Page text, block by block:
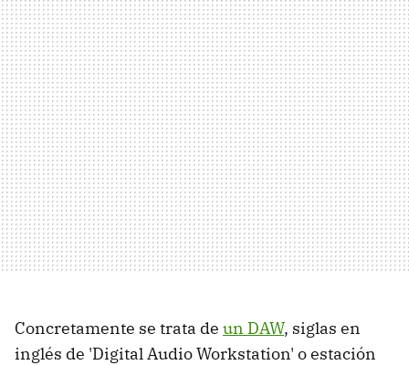
Concretamente se trata de un DAW, siglas en
inglés de 'Digital Audio Workstation' o estación